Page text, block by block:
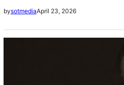
bysotmediaApril 23, 2026